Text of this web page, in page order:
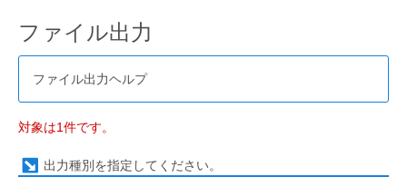
ファイル出力
ファイル出力ヘルプ
対象は1件です。
出力種別を指定してください。